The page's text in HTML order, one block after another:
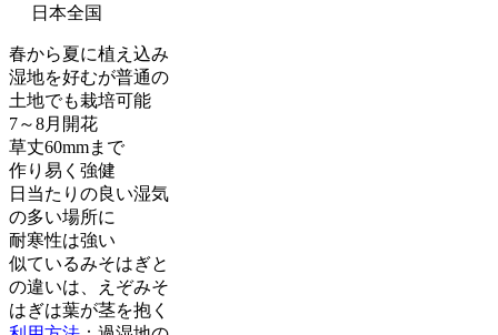
日本全国
春から夏に植え込み
湿地を好むが普通の
土地でも栽培可能
7～8月開花
草丈60mmまで
作り易く強健
日当たりの良い湿気
の多い場所に
耐寒性は強い
似ているみそはぎと
の違いは、えぞみそ
はぎは葉が茎を抱く